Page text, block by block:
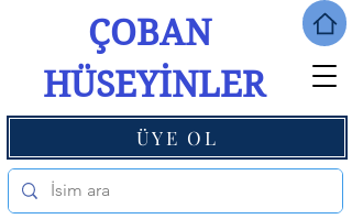
ÇOBAN
HÜSEYİNLER
ÜYE OL